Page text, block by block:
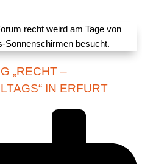
„RECHT –
IN ERFURT